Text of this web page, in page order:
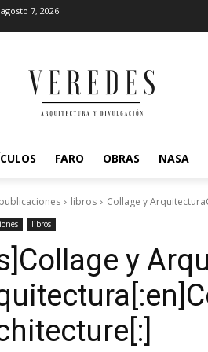
7, 2026
FARO OBRAS NASA
publicaciones libros Collage y
libros
y